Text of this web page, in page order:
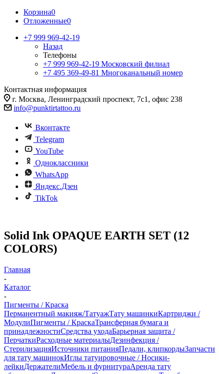
Корзина0
Отложенные0
+7 999 969-42-19
Назад
Телефоны
+7 999 969-42-19 Московский филиал
+7 495 369-49-81 Многоканальный номер
Контактная информация
г. Москва, Ленинградский проспект, 7с1, офис 238
info@punktirtattoo.ru
Вконтакте
Telegram
YouTube
Одноклассники
WhatsApp
Яндекс.Дзен
TikTok
Solid Ink OPAQUE EARTH SET (12
COLORS)
Главная
-
Каталог
-
Пигменты / Краска
Перманентный макияж/ТатуажТату машинкиКартриджи /
МодулиПигменты / КраскаТрансферная бумага и
принадлежностиСредства уходаБарьерная защита /
ПерчаткиРасходные материалыДезинфекция /
СтерилизацияИсточники питанияПедали, клипкордыЗапчасти
для тату машинокИглы татуировочные / Носики-
лейкиДержателиМебель и фурнитураАренда тату